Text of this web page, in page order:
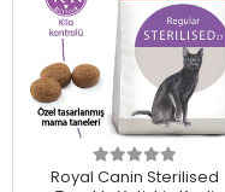
Royal Canin Sterilised